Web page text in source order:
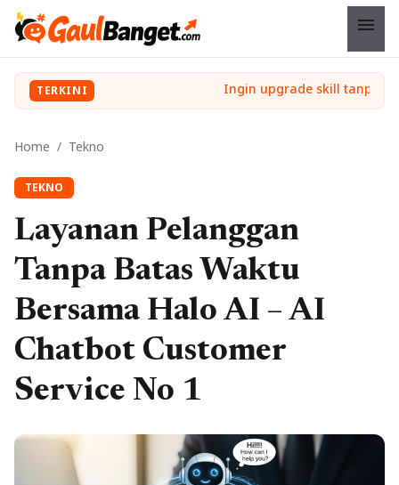
menu
TERKINI
Home / Tekno
TEKNO
Layanan Pelanggan
Tanpa Batas Waktu
Bersama Halo AI – AI
Chatbot Customer
Service No 1